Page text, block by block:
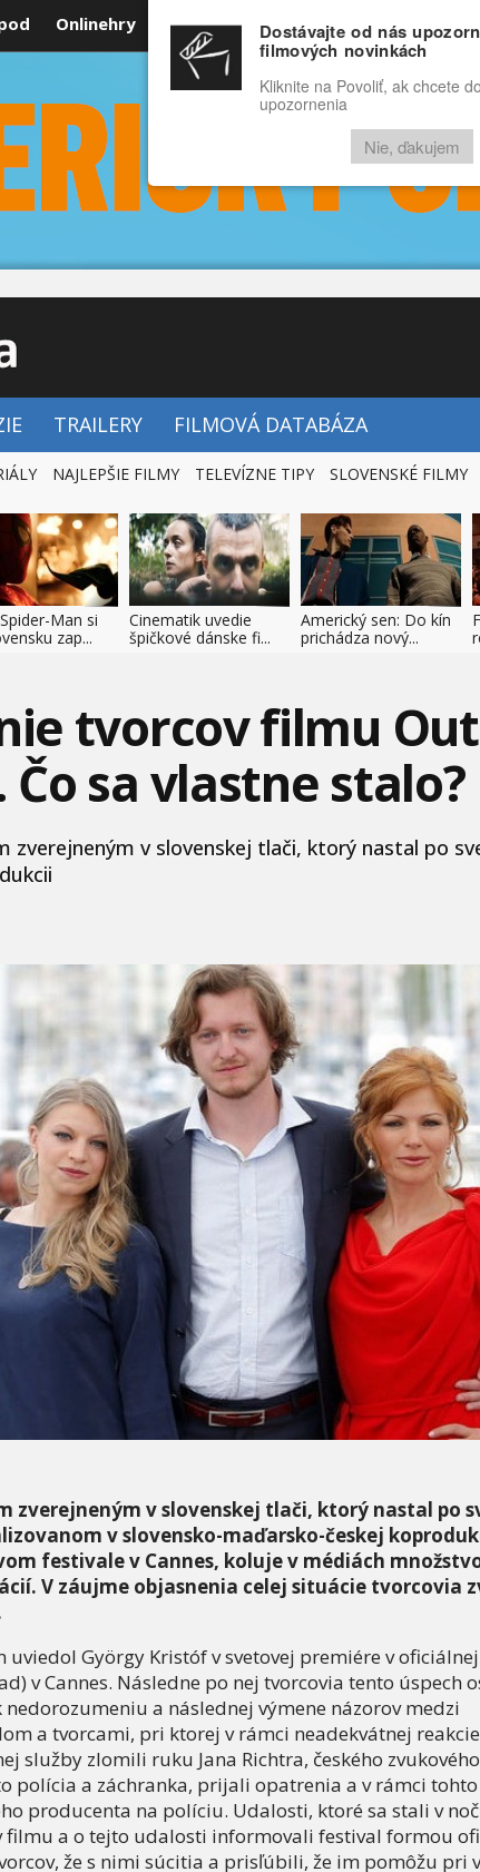
Onlinehry Rozprávky Funny Docu
RECENZIE VIDEÁ FILMY
TRAILERY FILMOVÁ DATABÁZA
NAJLEPŠIE FILMY TELEVÍZNE TIPY SLOVENSKÉ FILMY
Man si
zap...
Cinematik uvedie
špičkové dánske fi...
Americký sen: Do kín
prichádza nový...
tvorcov filmu
sa vlastne stalo?
zverejneným v slovenskej tlači, ktorý nastal po
zverejneným v slovenskej tlači, ktorý nastal po
v slovensko-maďarsko-českej
festivale v Cannes, koluje v médiách
V záujme objasnenia celej situácie tvorcovia
uviedol György Kristóf v svetovej premiére v
v Cannes. Následne po nej tvorcovia tento úspech
a následnej výmene názorov medzi
a tvorcami, pri ktorej v rámci neadekvátnej reakcie
služby zlomili ruku Jana Richtra, českého
polícia a záchranka, prijali opatrenia a v rámci
producenta na políciu. Udalosti, ktoré sa stali v
a o tejto udalosti informovali festival formou
že s nimi súcitia a prisľúbili, že im pomôžu pri
Dostávajte od nás
filmových novinkách
Kliknite na Povoliť, ak chcete
upozornenia
Nie, ďakujem